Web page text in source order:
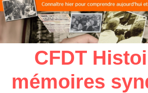
CFDT
mémoires